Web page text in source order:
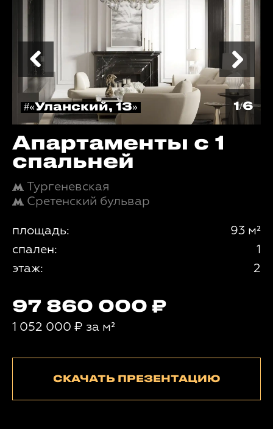
#«Уланский, 13» 1/6
Апартаменты с 1
спальней
Тургеневская
Сретенский бульвар
площадь:
93 м²
спален:
1
этаж:
2
97 860 000
1 052 000 ₽ за м²
СКАЧАТЬ ПРЕЗЕНТАЦИЮ